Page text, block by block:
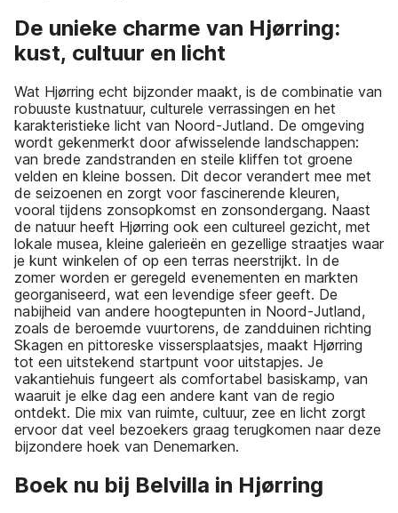
De unieke charme van Hjørring:
kust, cultuur en licht
Wat Hjørring echt bijzonder maakt, is de combinatie van
robuuste kustnatuur, culturele verrassingen en het
karakteristieke licht van Noord-Jutland. De omgeving
wordt gekenmerkt door afwisselende landschappen:
van brede zandstranden en steile kliffen tot groene
velden en kleine bossen. Dit decor verandert mee met
de seizoenen en zorgt voor fascinerende kleuren,
vooral tijdens zonsopkomst en zonsondergang. Naast
de natuur heeft Hjørring ook een cultureel gezicht, met
lokale musea, kleine galerieën en gezellige straatjes waar
je kunt winkelen of op een terras neerstrijkt. In de
zomer worden er geregeld evenementen en markten
georganiseerd, wat een levendige sfeer geeft. De
nabijheid van andere hoogtepunten in Noord-Jutland,
zoals de beroemde vuurtorens, de zandduinen richting
Skagen en pittoreske vissersplaatsjes, maakt Hjørring
tot een uitstekend startpunt voor uitstapjes. Je
vakantiehuis fungeert als comfortabel basiskamp, van
waaruit je elke dag een andere kant van de regio
ontdekt. Die mix van ruimte, cultuur, zee en licht zorgt
ervoor dat veel bezoekers graag terugkomen naar deze
bijzondere hoek van Denemarken.
Boek nu bij Belvilla in Hjørring